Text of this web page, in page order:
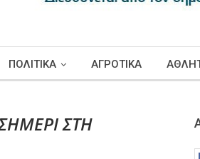
ΠΟΛΙΤΙΚΑ ΑΓΡΟΤΙΚΑ
ΣΤΗ